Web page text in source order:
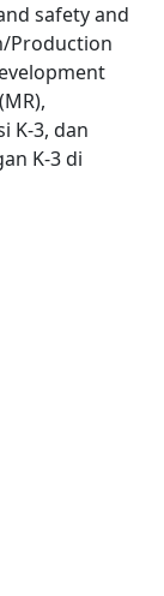
safety and
Production
K-3, dan
K-3 di